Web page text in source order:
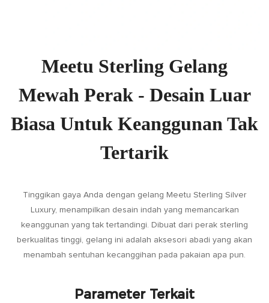
Meetu Sterling Gelang
Mewah Perak - Desain Luar
Biasa Untuk Keanggunan Tak
Tertarik
Tinggikan gaya Anda dengan gelang Meetu Sterling Silver
Luxury, menampilkan desain indah yang memancarkan
keanggunan yang tak tertandingi. Dibuat dari perak sterling
berkualitas tinggi, gelang ini adalah aksesori abadi yang akan
menambah sentuhan kecanggihan pada pakaian apa pun.
Parameter Terkait